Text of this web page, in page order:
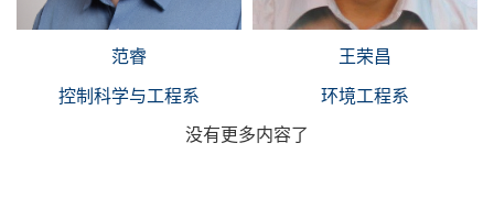
范睿
控制科学与工程系
王荣昌
环境工程系
没有更多内容了